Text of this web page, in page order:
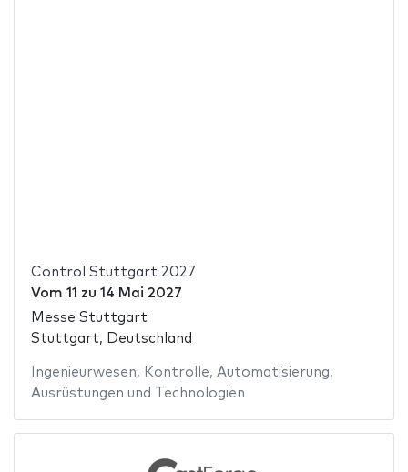
Control Stuttgart 2027
Vom 11 zu 14 Mai 2027
Messe Stuttgart
Stuttgart, Deutschland
Ingenieurwesen, Kontrolle, Automatisierung,
Ausrüstungen und Technologien